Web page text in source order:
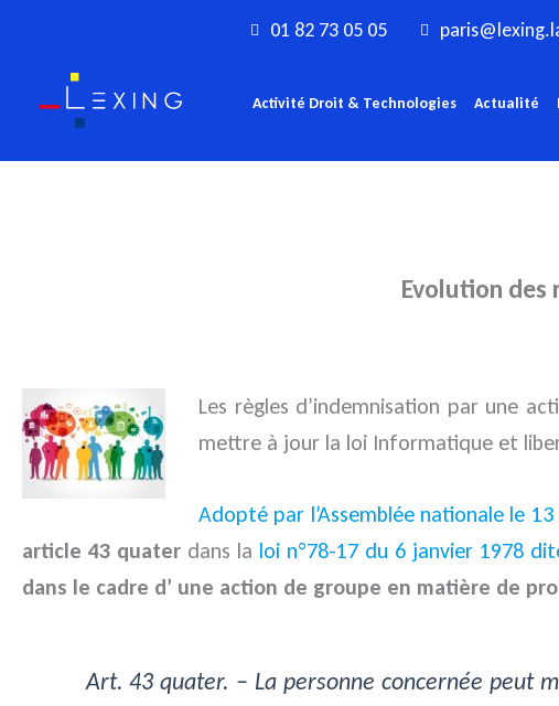
contenu
01 82 73 05 05
Activité Droit & Technologies Actualité
Evolution des
Les règles d’indemnisation par une
mettre à jour la loi Informatique et
Adopté par l’Assemblée nationale le
article 43 quaterdans la loi n°78-17 du 6 janvier 1978
dans le cadre d’ une action de groupe en matière de
Art. 43 quater. – La personne concernée peut